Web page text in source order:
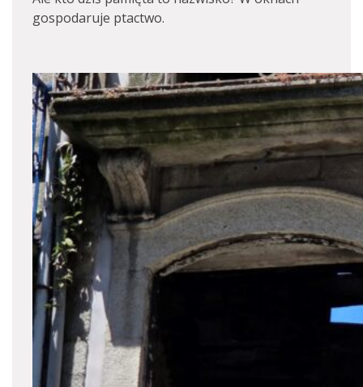
gospodaruje ptactwo.